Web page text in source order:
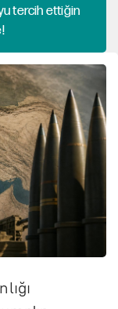
tercih ettiğin